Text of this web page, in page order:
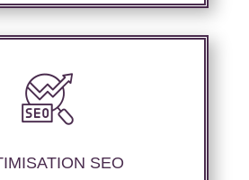
SEO
niveau technique du site web,
contenus sémantique pour